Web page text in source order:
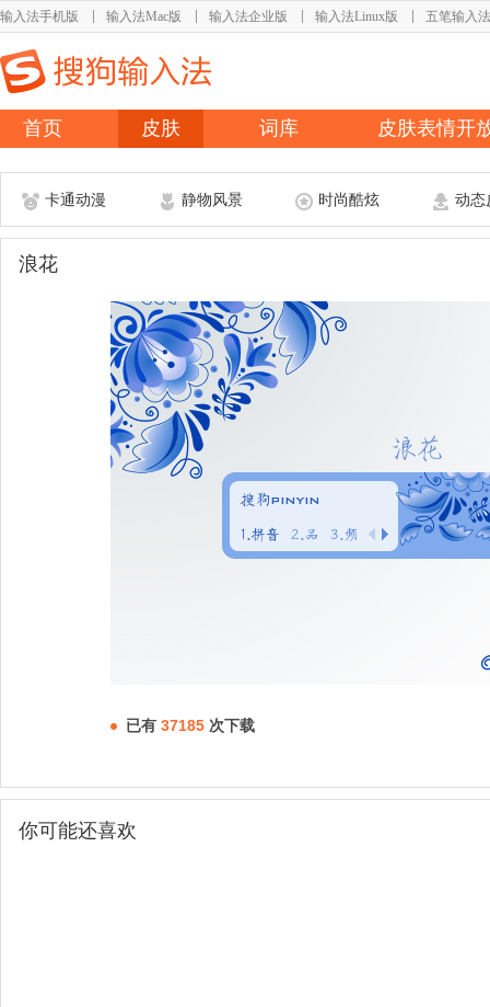
输入法手机版 输入法Mac版 输入法企业版 输入法Linux版 五笔输入法
首页 皮肤 词库 皮肤表情开
卡通动漫 静物风景 时尚酷炫 动态
浪花
已有 37185 次下载
你可能还喜欢